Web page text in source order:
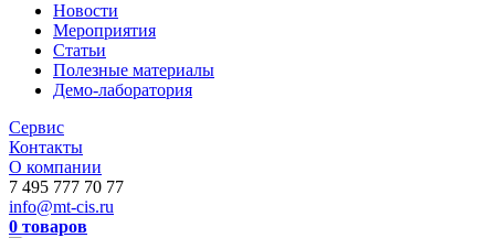
Новости
Мероприятия
Статьи
Полезные материалы
Демо-лаборатория
Сервис
Контакты
О компании
7 495 777 70 77
info@mt-cis.ru
0 товаров